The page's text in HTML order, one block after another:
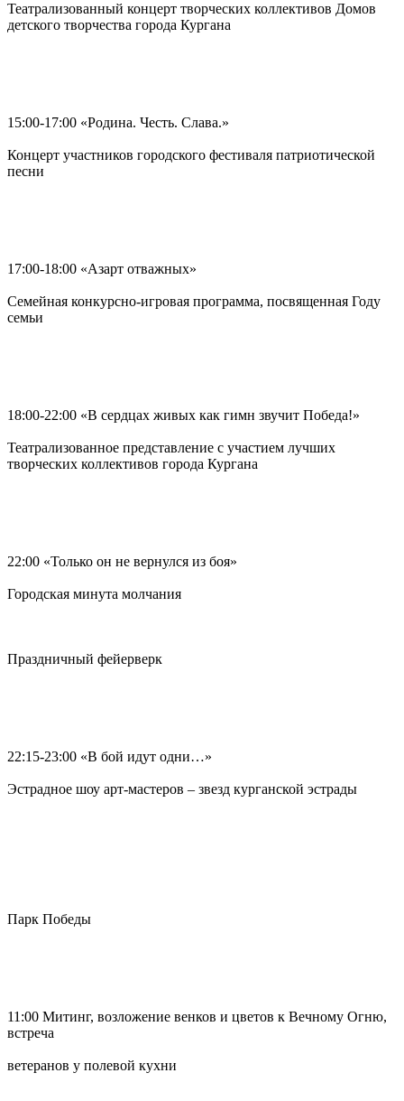
Театрализованный концерт творческих коллективов Домов
детского творчества города Кургана
15:00-17:00 «Родина. Честь. Слава.»
Концерт участников городского фестиваля патриотической
песни
17:00-18:00 «Азарт отважных»
Семейная конкурсно-игровая программа, посвященная Году
семьи
18:00-22:00 «В сердцах живых как гимн звучит Победа!»
Театрализованное представление с участием лучших
творческих коллективов города Кургана
22:00 «Только он не вернулся из боя»
Городская минута молчания
Праздничный фейерверк
22:15-23:00 «В бой идут одни…»
Эстрадное шоу арт-мастеров – звезд курганской эстрады
Парк Победы
11:00 Митинг, возложение венков и цветов к Вечному Огню,
встреча
ветеранов у полевой кухни